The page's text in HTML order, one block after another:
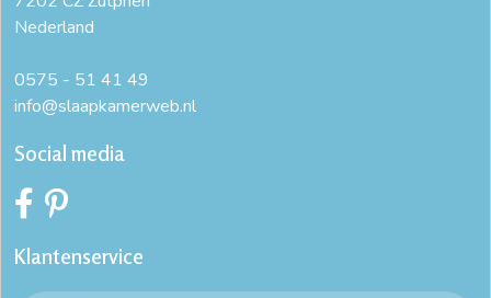
Nederland
0575 - 51 41 49
info@slaapkamerweb.nl
Social media
Klantenservice